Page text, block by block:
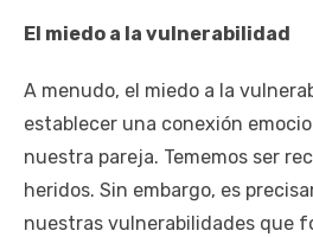
El miedo a la vulnerabilidad
A menudo, el miedo a la
establecer una conexión
nuestra pareja. Tememos ser
heridos. Sin embargo, es
nuestras vulnerabilidades que